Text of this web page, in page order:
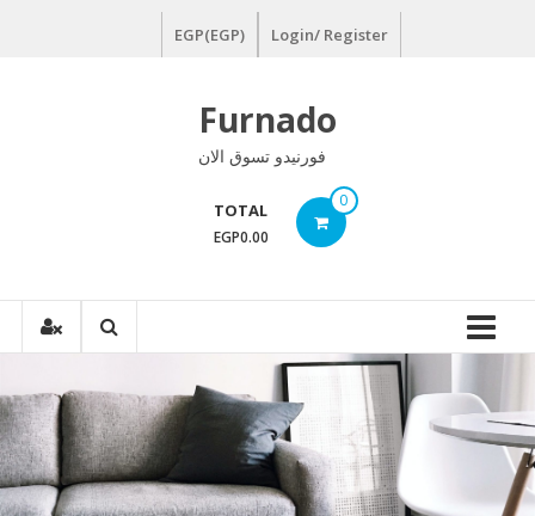
Login/ Register
EGP(EGP)
Furnado
فورنيدو تسوق الان
0
TOTAL
EGP0.00